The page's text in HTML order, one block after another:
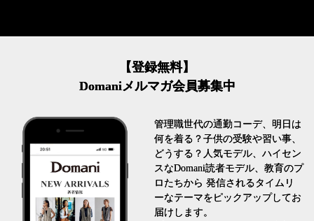
【登録無料】
Domaniメルマガ会員募集中
管理職世代の通勤コーデ、明日は
何を着る？子供の受験や習い事、
どうする？人気モデル、ハイセン
スなDomani読者モデル、教育のプ
ロたちから 発信されるタイムリ
ーなテーマをピックアップしてお
届けします。